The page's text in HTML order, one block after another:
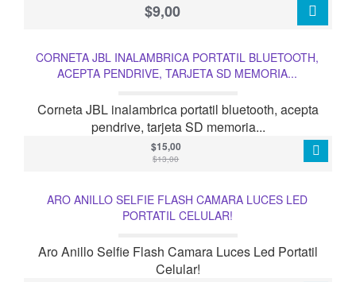
$9,00
CORNETA JBL INALAMBRICA PORTATIL BLUETOOTH,
ACEPTA PENDRIVE, TARJETA SD MEMORIA...
Corneta JBL inalambrica portatil bluetooth, acepta
pendrive, tarjeta SD memoria...
$15,00
$13,00
ARO ANILLO SELFIE FLASH CAMARA LUCES LED
PORTATIL CELULAR!
Aro Anillo Selfie Flash Camara Luces Led Portatil
Celular!